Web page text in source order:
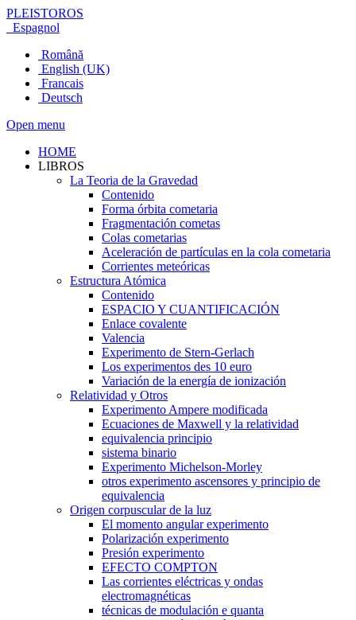
PLEISTOROS
Espagnol
Română
English (UK)
Francais
Deutsch
Open menu
HOME
LIBROS
La Teoria de la Gravedad
Contenido
Forma órbita cometaria
Fragmentación cometas
Colas cometarias
Aceleración de partículas en la cola cometaria
Corrientes meteóricas
Estructura Atómica
Contenido
ESPACIO Y CUANTIFICACIÓN
Enlace covalente
Valencia
Experimento de Stern-Gerlach
Los experimentos des 10 euro
Variación de la energía de ionización
Relatividad y Otros
Experimento Ampere modificada
Ecuaciones de Maxwell y la relatividad
equivalencia principio
sistema binario
Experimento Michelson-Morley
otros experimento ascensores y principio de
equivalencia
Origen corpuscular de la luz
El momento angular experimento
Polarización experimento
Presión experimento
EFECTO COMPTON
Las corrientes eléctricas y ondas
electromagnéticas
técnicas de modulación e quanta